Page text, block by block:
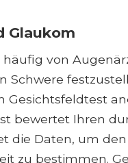
Glaukom
von
Schwere
Gesichtsfeldtest
bewertet Ihren
die Daten, um
zu bestimmen.